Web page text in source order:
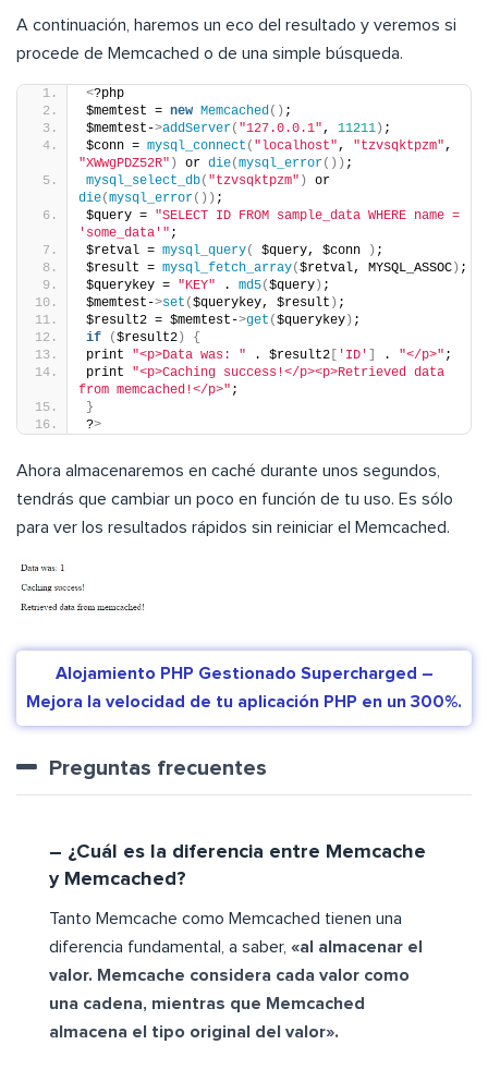
A continuación, haremos un eco del resultado y veremos si
procede de Memcached o de una simple búsqueda.
<?php
$memtest = new Memcached () ;
$memtest->addServer( "127.0.0.1" , 11211) ;
$conn = mysql_connect ( "localhost" , "tzvsqktpzm"
"XWwgPDZ52R" ) or die(mysql_error()) ;
mysql_select_db( "tzvsqktpzm" )
die(mysql_error()) ;
$query = "SELECT ID FROM sample_data WHERE name =
'some_data'" ;
$retval = mysql_query( $query, $conn ) ;
$result = mysql_fetch_array($retval, MYSQL_ASSOC) ;
$querykey = "KEY" . md5($query) ;
$memtest->set ($querykey, $result ) ;
$result2 = $memtest->get ($querykey) ;
if
($result2)
{
print "<p>Data was: " . $result2 [ 'ID' ] . "</p>" ;
print "<p>Caching success!</p><p>Retrieved data
from memcached!</p>" ;
}
?>
Ahora almacenaremos en caché durante unos segundos,
tendrás que cambiar un poco en función de tu uso. Es sólo
para ver los resultados rápidos sin reiniciar el Memcached.
Alojamiento PHP Gestionado Supercharged –
Mejora la velocidad de tu aplicación PHP en un 300%.
Preguntas frecuentes
– ¿Cuál es la diferencia entre Memcache
y Memcached?
Tanto Memcache como Memcached tienen una
diferencia fundamental, a saber, «al almacenar el
valor. Memcache considera cada valor como
una cadena, mientras que Memcached
almacena el tipo original del valor».